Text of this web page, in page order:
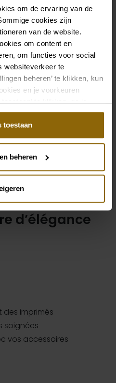
om de ervaring van de
cookies zijn
van de website.
om content en
om functies voor social
websiteverkeer te
beheren’ te klikken, kun
en je voorkeuren
te klikken, ga je
alle cookies.
toestaan
beheren
pour les
décontracté avec
la base
de vêtements pour
et à ne pas
d’élégance
des imprimés
soignées
vos accessoires